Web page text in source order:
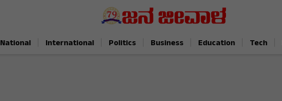
National International Politics Business Education Tech